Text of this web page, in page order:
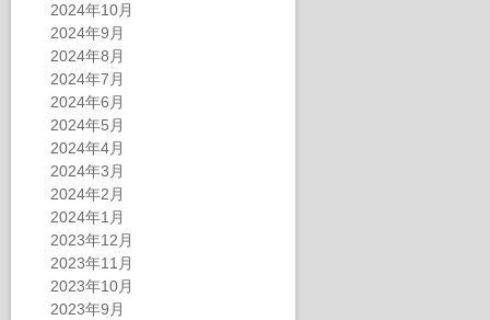
2024年10月
2024年9月
2024年8月
2024年7月
2024年6月
2024年5月
2024年4月
2024年3月
2024年2月
2024年1月
2023年12月
2023年11月
2023年10月
2023年9月